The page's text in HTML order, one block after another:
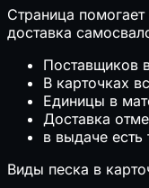
Страница
доставка
Поставщиков
В карточках
Единицы в
Доставка
в выдаче есть
Виды песка в